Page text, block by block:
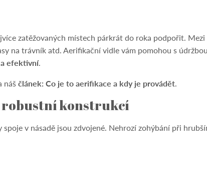
zatěžovaných místech párkrát do roka podpořit.
na trávník atd. Aerifikační vidle vám pomohou s
efektivní.
náščlánek: Co je to aerifikace a kdy je provádět.
robustní konstrukcí
v násadě jsou zdvojené. Nehrozí zohýbání při